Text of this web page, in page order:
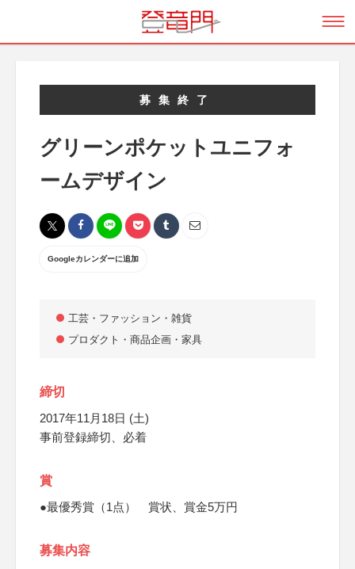
募集終了
グリーンポケットユニフォ
ームデザイン
Googleカレンダーに追加
工芸・ファッション・雑貨
プロダクト・商品企画・家具
締切
2017年11月18日 (土)
事前登録締切、必着
賞
●最優秀賞（1点） 賞状、賞金5万円
募集内容